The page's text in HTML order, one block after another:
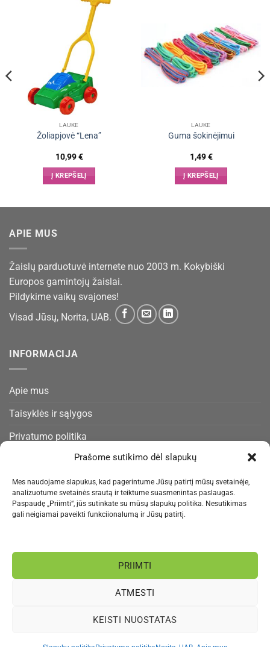
Prašome sutikimo dėl slapukų
Mes naudojame slapukus, kad pagerintume Jūsų patirtį mūsų svetainėje,
analizuotume svetainės srautą ir teiktume suasmenintas paslaugas.
Paspaudę „Priimti“, jūs sutinkate su mūsų slapukų politika. Nesutikimas
gali neigiamai paveikti funkciionalumą ir Jūsų patirtį.
PRIIMTI
ATMESTI
KEISTI NUOSTATAS
LAUKE
Žoliapjovė “Lena”
10,99€
Į KREPŠELĮ
LAUKE
Guma šokinėjimui
1,49€
Į KREPŠELĮ
APIE MUS
Žaislų parduotuvė internete nuo 2003 m. Kokybiški
Europos gamintojų žaislai.
Pildykime vaikų svajones!
Visad Jūsų, Norita, UAB.
INFORMACIJA
Apie mus
Taisyklės ir sąlygos
Privatumo politika
Slapukų politika
Pristatymas ir gražinimas
Kontaktai